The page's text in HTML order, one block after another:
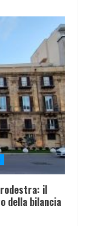
il
della bilancia